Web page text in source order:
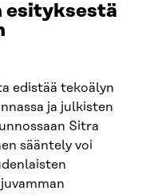
esityksestä
edistää tekoälyn
ja julkisten
Sitra
sääntely voi